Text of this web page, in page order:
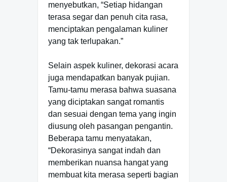
menyebutkan, “Setiap hidangan
terasa segar dan penuh cita rasa,
menciptakan pengalaman kuliner
yang tak terlupakan.”
Selain aspek kuliner, dekorasi acara
juga mendapatkan banyak pujian.
Tamu-tamu merasa bahwa suasana
yang diciptakan sangat romantis
dan sesuai dengan tema yang ingin
diusung oleh pasangan pengantin.
Beberapa tamu menyatakan,
“Dekorasinya sangat indah dan
memberikan nuansa hangat yang
membuat kita merasa seperti bagian